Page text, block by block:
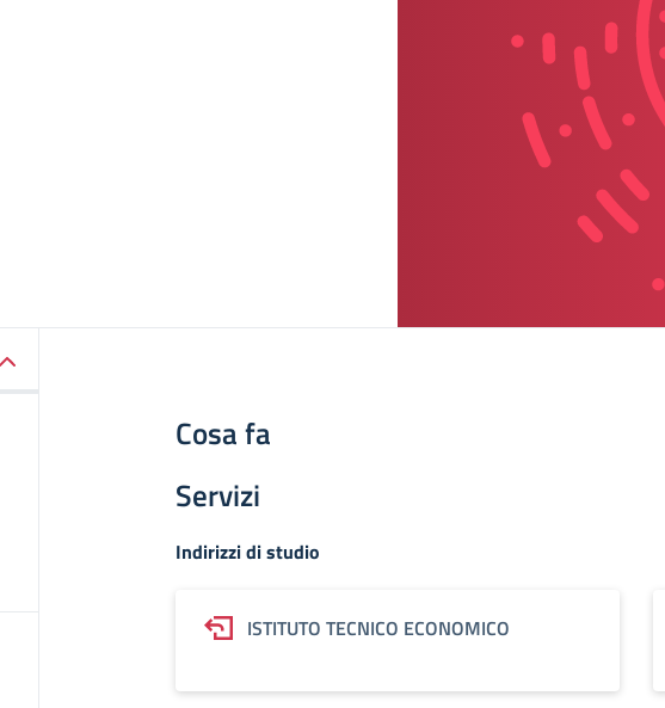
Cosa fa
Servizi
Indirizzi di studio
ISTITUTO TECNICO ECONOMICO